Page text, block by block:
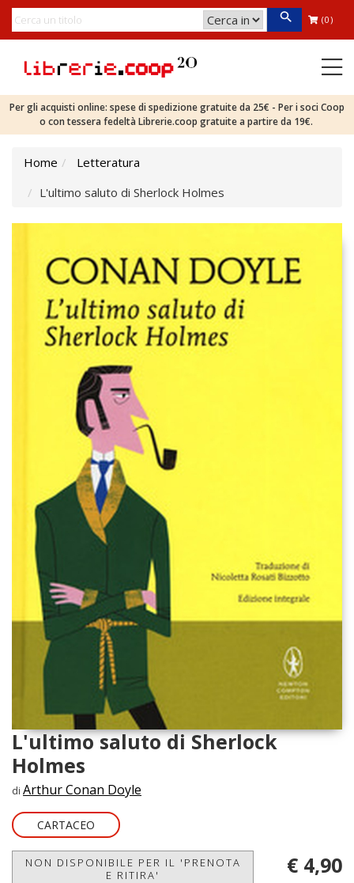
(0)
Per gli acquisti online: spese di spedizione gratuite da 25€ - Per i soci Coop
o con tessera fedeltà Librerie.coop gratuite a partire da 19€.
Home
Letteratura
L'ultimo saluto di Sherlock Holmes
L'ultimo saluto di Sherlock
Holmes
di Arthur Conan Doyle
CARTACEO
NON DISPONIBILE PER IL 'PRENOTA
E RITIRA'
€ 4,90